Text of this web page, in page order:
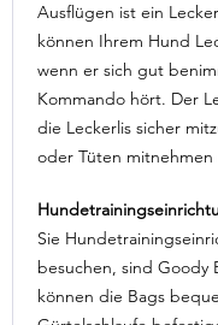
Ausflügen ist ein
können Ihrem Hund
wenn er sich gut
Kommando hört. Der
die Leckerlis sicher
oder Tüten mitnehmen
Sie
besuchen, sind Goody
können die Bags